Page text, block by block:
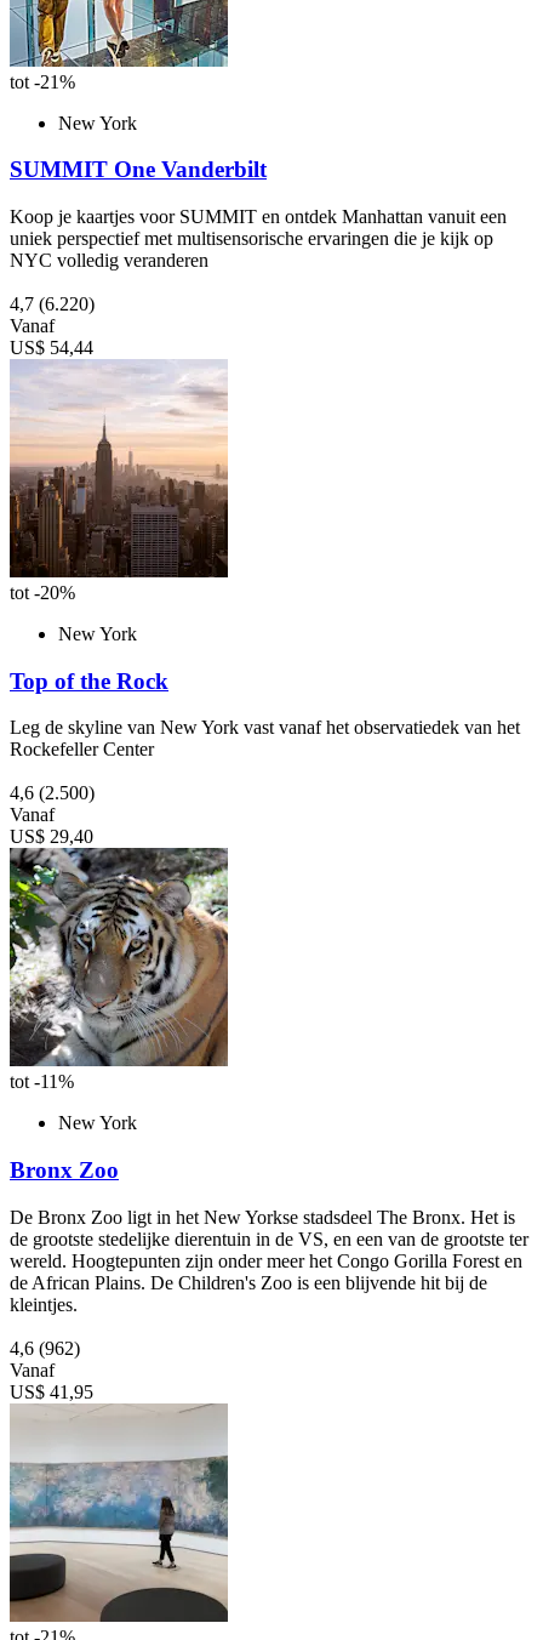
tot -21%
New York
SUMMIT One Vanderbilt
Koop je kaartjes voor SUMMIT en ontdek Manhattan vanuit een
uniek perspectief met multisensorische ervaringen die je kijk op
NYC volledig veranderen
4,7 (6.220)
Vanaf
US$ 54,44
tot -20%
New York
Top of the Rock
Leg de skyline van New York vast vanaf het observatiedek van het
Rockefeller Center
4,6 (2.500)
Vanaf
US$ 29,40
tot -11%
New York
Bronx Zoo
De Bronx Zoo ligt in het New Yorkse stadsdeel The Bronx. Het is
de grootste stedelijke dierentuin in de VS, en een van de grootste ter
wereld. Hoogtepunten zijn onder meer het Congo Gorilla Forest en
de African Plains. De Children's Zoo is een blijvende hit bij de
kleintjes.
4,6 (962)
Vanaf
US$ 41,95